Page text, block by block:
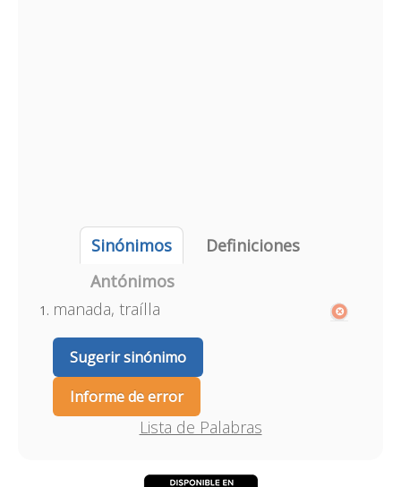
Sinónimos
Definiciones
Antónimos
manada, traílla
Sugerir sinónimo
Informe de error
Lista de Palabras